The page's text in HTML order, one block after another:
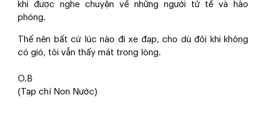
khi được nghe chuyện về những người tử tế và hào
phóng.
Thế nên bất cứ lúc nào đi xe đạp, cho dù đôi khi không
có gió, tôi vẫn thấy mát trong lòng.
O.B
(Tạp chí Non Nước)